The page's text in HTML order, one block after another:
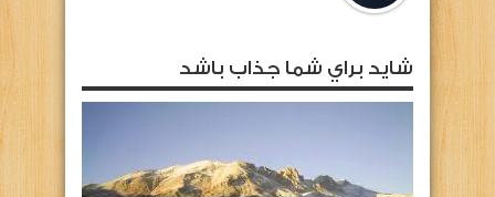
شايد براي شما جذاب باشد